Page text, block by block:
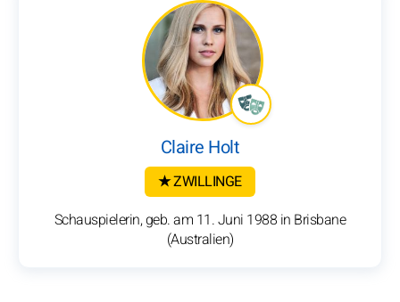
Claire Holt
★ ZWILLINGE
Schauspielerin, geb. am 11. Juni 1988 in Brisbane
(Australien)